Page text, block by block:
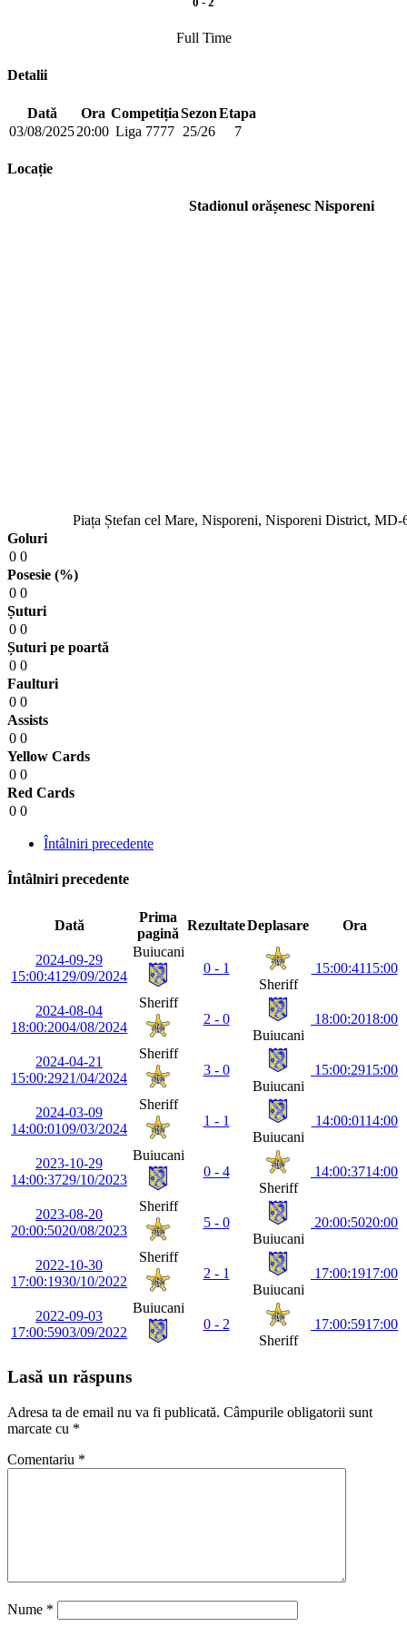
Full Time
Detalii
Dată Ora CompetițiaSezonEtapa
03/08/202520:00 Liga 7777 25/26 7
Locație
Stadionul orășenesc Nisporeni
Piața Ștefan cel Mare, Nisporeni, Nisporeni District,
Goluri
0 0
Posesie (%)
0 0
Șuturi
0 0
Șuturi pe poartă
0 0
Faulturi
0 0
Assists
0 0
Yellow Cards
0 0
Red Cards
0 0
Întâlniri precedente
Întâlniri precedente
Dată
Prima
pagină
RezultateDeplasare Ora
2024-09-29
15:00:41 29/09/2024
Buiucani
0 - 1
Sheriff
15:00:4115:00
2024-08-04
18:00:2004/08/2024
Sheriff
2 - 0
Buiucani
18:00:2018:00
2024-04-21
15:00:2921/04/2024
Sheriff
3 - 0
Buiucani
15:00:2915:00
2024-03-09
14:00:0109/03/2024
Sheriff
1 - 1
Buiucani
14:00:0114:00
2023-10-29
14:00:3729/10/2023
Buiucani
0 - 4
Sheriff
14:00:3714:00
2023-08-20
20:00:5020/08/2023
Sheriff
5 - 0
Buiucani
20:00:5020:00
2022-10-30
17:00:1930/10/2022
Sheriff
2 - 1
Buiucani
17:00:1917:00
2022-09-03
17:00:5903/09/2022
Buiucani
0 - 2
Sheriff
17:00:5917:00
Lasă un răspuns
Adresa ta de email nu va fi publicată. Câmpurile obligatorii sunt
marcate cu *
Comentariu *
Nume *